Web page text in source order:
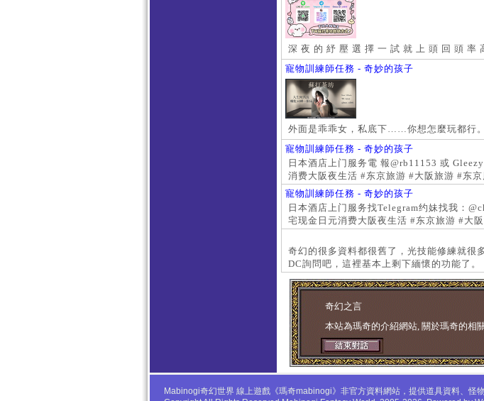
深 夜 的 紓 壓 選 擇 一 試 就 上 頭 回 頭 率
寵物訓練師任務 - 奇妙的孩子
外面是乖乖女，私底下……你想怎麼玩都行
寵物訓練師任務 - 奇妙的孩子
日本酒店上门服务電 報@rb11153 或
消费大阪夜生活 #东京旅游 #大阪旅游 #东
京上门服务 #大阪上门服务新宿风俗 #梅田
本萝莉 #大阪萝莉 #日本学生妹
寵物訓練師任務 - 奇妙的孩子
日本酒店上门服务找Telegram约妹找我：
宅现金日元消费大阪夜生活 #东京旅游 #大
大阪外约 #东京上门服务 #大阪上门服务新
#日本女孩 #大阪女孩 #日本萝莉 #大阪萝莉
奇幻的很多資料都很舊了，光技能修練就很
DC詢問吧，這裡基本上剩下緬懷的功能了。
奇幻之言
本站為瑪奇的介紹網站, 關於瑪奇的相
Mabinogi奇幻世界 線上遊戲《瑪奇mabinogi》非官方資料網站，提供道具資料、怪